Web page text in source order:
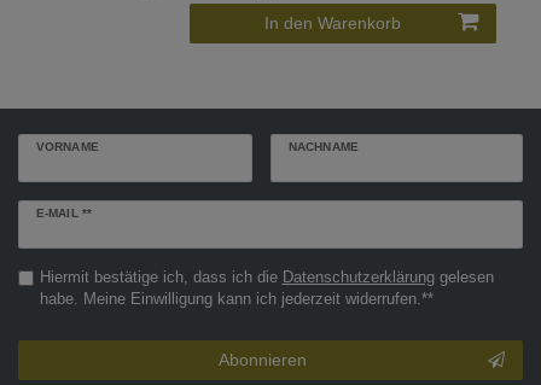
In den Warenkorb
VORNAME NACHNAME
E-MAIL **
Newsletter
Hiermit bestätige ich, dass ich die Daten­schutz­erklärunggelesen
habe. Meine Einwilligung kann ich jederzeit widerrufen.**
Abonnieren